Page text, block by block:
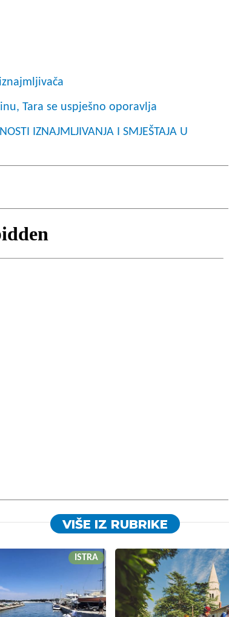
Tara se uspješno oporavlja
IZNAJMLJIVANJA I SMJEŠTAJA U
VIŠE IZ RUBRIKE
ISTRA